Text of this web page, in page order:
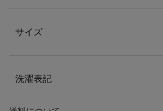
サイズ
洗濯表記